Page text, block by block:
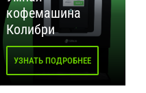
кофемашина
Колибри
УЗНАТЬ ПОДРОБНЕЕ